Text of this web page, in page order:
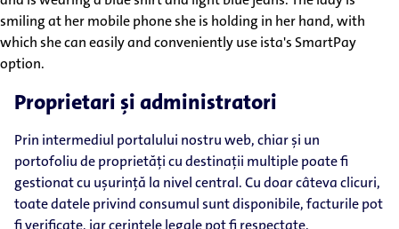
Proprietari și administratori
Prin intermediul portalului nostru web, chiar și un
portofoliu de proprietăți cu destinații multiple poate fi
gestionat cu ușurință la nivel central. Cu doar câteva clicuri,
toate datele privind consumul sunt disponibile, facturile pot
fi verificate, iar cerințele legale pot fi respectate.